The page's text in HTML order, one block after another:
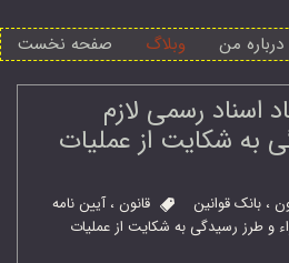
صفحه نخست وبلاگ درباره من
اسناد رسمی لازم
به شکایت از عملیات
، بانک قوانین قانون ،آیین‌ نامه
و طرز رسیدگی به شکایت از عملیات